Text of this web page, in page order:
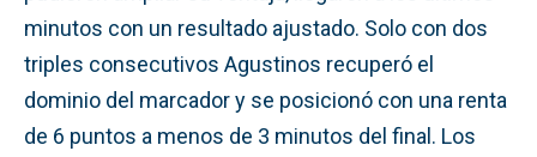
minutos con un resultado ajustado. Solo con dos
triples consecutivos Agustinos recuperó el
dominio del marcador y se posicionó con una renta
de 6 puntos a menos de 3 minutos del final. Los